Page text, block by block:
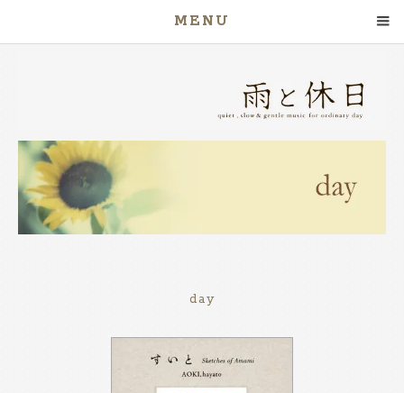
MENU
day